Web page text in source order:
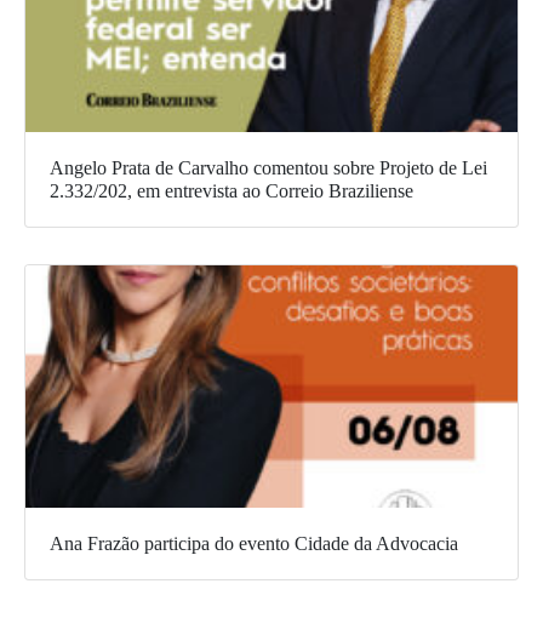
Angelo Prata de Carvalho comentou sobre Projeto de Lei
2.332/202, em entrevista ao Correio Braziliense
Ana Frazão participa do evento Cidade da Advocacia